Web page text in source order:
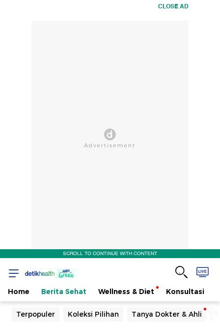
CLOSE AD
SCROLL TO CONTINUE WITH CONTENT
Home Berita Sehat Wellness & Diet Konsultasi
Terpopuler Koleksi Pilihan Tanya Dokter & Ahli